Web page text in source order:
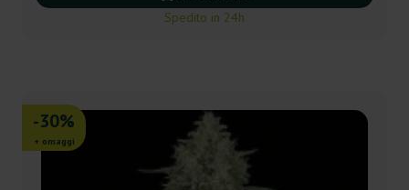
Spedito in 24h
-30%
+ omaggi